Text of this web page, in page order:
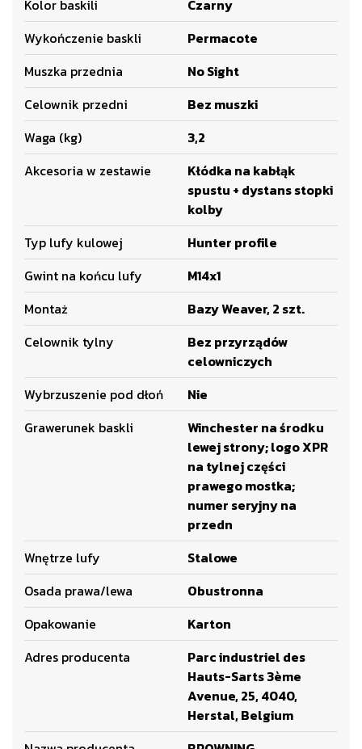
Kolor baskili
Czarny
Wykończenie baskli
Permacote
Muszka przednia
No Sight
Celownik przedni
Bez muszki
Waga (kg)
3,2
Akcesoria w zestawie
Kłódka na kabłąk
spustu + dystans stopki
kolby
Typ lufy kulowej
Hunter profile
Gwint na końcu lufy
M14x1
Montaż
Bazy Weaver, 2 szt.
Celownik tylny
Bez przyrządów
celowniczych
Wybrzuszenie pod dłoń
Nie
Grawerunek baskli
Winchester na środku
lewej strony; logo XPR
na tylnej części
prawego mostka;
numer seryjny na
przedn
Wnętrze lufy
Stalowe
Osada prawa/lewa
Obustronna
Opakowanie
Karton
Adres producenta
Parc industriel des
Hauts-Sarts 3ème
Avenue, 25, 4040,
Herstal, Belgium